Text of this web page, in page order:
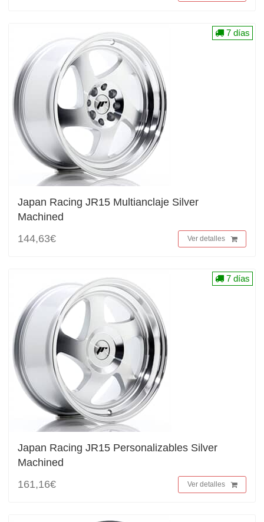
Japan Racing JR15 Multianclaje Silver
Machined
144,63€
Ver detalles
7 días
Japan Racing JR15 Personalizables Silver
Machined
161,16€
Ver detalles
7 días